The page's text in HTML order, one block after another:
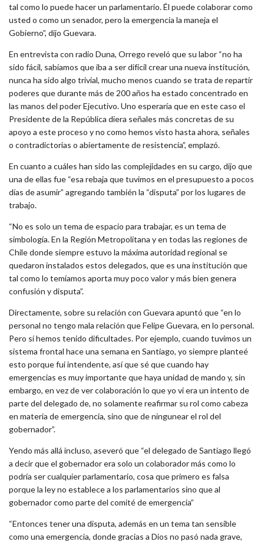
tal como lo puede hacer un parlamentario. Él puede colaborar como
usted o como un senador, pero la emergencia la maneja el
Gobierno”, dijo Guevara.
En entrevista con radio Duna, Orrego reveló que su labor “no ha
sido fácil, sabíamos que iba a ser difícil crear una nueva institución,
nunca ha sido algo trivial, mucho menos cuando se trata de repartir
poderes que durante más de 200 años ha estado concentrado en
las manos del poder Ejecutivo. Uno esperaría que en este caso el
Presidente de la República diera señales más concretas de su
apoyo a este proceso y no como hemos visto hasta ahora, señales
o contradictorias o abiertamente de resistencia”, emplazó.
En cuanto a cuáles han sido las complejidades en su cargo, dijo que
una de ellas fue “esa rebaja que tuvimos en el presupuesto a pocos
días de asumir” agregando también la “disputa” por los lugares de
trabajo.
“No es solo un tema de espacio para trabajar, es un tema de
simbología. En la Región Metropolitana y en todas las regiones de
Chile donde siempre estuvo la máxima autoridad regional se
quedaron instalados estos delegados, que es una institución que
tal como lo temíamos aporta muy poco valor y más bien genera
confusión y disputa”.
Directamente, sobre su relación con Guevara apuntó que “en lo
personal no tengo mala relación que Felipe Guevara, en lo personal.
Pero sí hemos tenido dificultades. Por ejemplo, cuando tuvimos un
sistema frontal hace una semana en Santiago, yo siempre planteé
esto porque fui intendente, así que sé que cuando hay
emergencias es muy importante que haya unidad de mando y, sin
embargo, en vez de ver colaboración lo que yo vi era un intento de
parte del delegado de, no solamente reafirmar su rol como cabeza
en materia de emergencia, sino que de ningunear el rol del
gobernador”.
Yendo más allá incluso, aseveró que “el delegado de Santiago llegó
a decir que el gobernador era solo un colaborador más como lo
podría ser cualquier parlamentario, cosa que primero es falsa
porque la ley no establece a los parlamentarios sino que al
gobernador como parte del comité de emergencia”
“Entonces tener una disputa, además en un tema tan sensible
como una emergencia, donde gracias a Dios no pasó nada grave,